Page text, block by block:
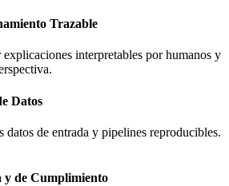
Trazable
interpretables por humanos y
Datos
datos de entrada y pipelines reproducibles.
y de Cumplimiento